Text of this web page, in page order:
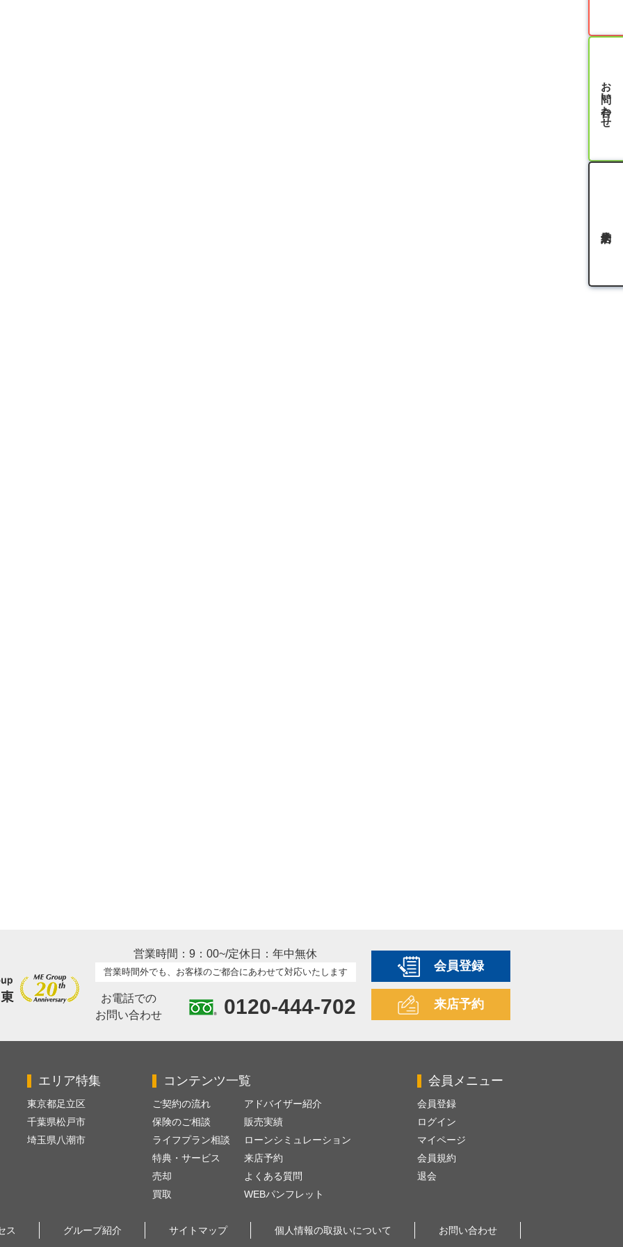
営業時間：9：00~/定休日：年中無休
営業時間外でも、お客様のご都合にあわせて対応いたします
お電話での
お問い合わせ
0120-444-702
会員登録
来店予約
エリア特集
東京都足立区
千葉県松戸市
埼玉県八潮市
コンテンツ一覧
ご契約の流れ
保険のご相談
ライフプラン相談
特典・サービス
売却
買取
アドバイザー紹介
販売実績
ローンシミュレーション
来店予約
よくある質問
WEBパンフレット
会員メニュー
会員登録
ログイン
マイページ
会員規約
退会
ス グループ紹介 サイトマップ 個人情報の取扱いについて お問い合わせ
お問い合わせ